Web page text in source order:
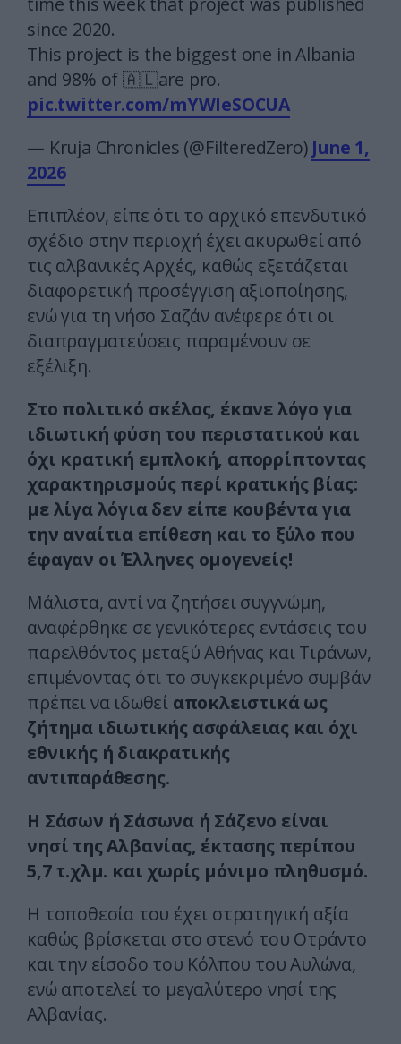
since 2020.
This project is the biggest one in Albania
and 98% of 🇦🇱are pro.
pic.twitter.com/mYWleSOCUA
— Kruja Chronicles (@FilteredZero) June 1,
2026
Επιπλέον, είπε ότι το αρχικό επενδυτικό
σχέδιο στην περιοχή έχει ακυρωθεί από
τις αλβανικές Αρχές, καθώς εξετάζεται
διαφορετική προσέγγιση αξιοποίησης,
ενώ για τη νήσο Σαζάν ανέφερε ότι οι
διαπραγματεύσεις παραμένουν σε
εξέλιξη.
Στο πολιτικό σκέλος, έκανε λόγο για
ιδιωτική φύση του περιστατικού και
όχι κρατική εμπλοκή, απορρίπτοντας
χαρακτηρισμούς περί κρατικής βίας:
με λίγα λόγια δεν είπε κουβέντα για
την αναίτια επίθεση και το ξύλο που
έφαγαν οι Έλληνες ομογενείς!
Μάλιστα, αντί να ζητήσει συγγνώμη,
αναφέρθηκε σε γενικότερες εντάσεις του
παρελθόντος μεταξύ Αθήνας και Τιράνων,
επιμένοντας ότι το συγκεκριμένο συμβάν
πρέπει να ιδωθεί αποκλειστικά ως
ζήτημα ιδιωτικής ασφάλειας και όχι
εθνικής ή διακρατικής
αντιπαράθεσης.
Η Σάσων ή Σάσωνα ή Σάζενο είναι
νησί της Αλβανίας, έκτασης περίπου
5,7 τ.χλμ. και χωρίς μόνιμο πληθυσμό.
Η τοποθεσία του έχει στρατηγική αξία
καθώς βρίσκεται στο στενό του Οτράντο
και την είσοδο του Κόλπου του Αυλώνα,
ενώ αποτελεί το μεγαλύτερο νησί της
Αλβανίας.